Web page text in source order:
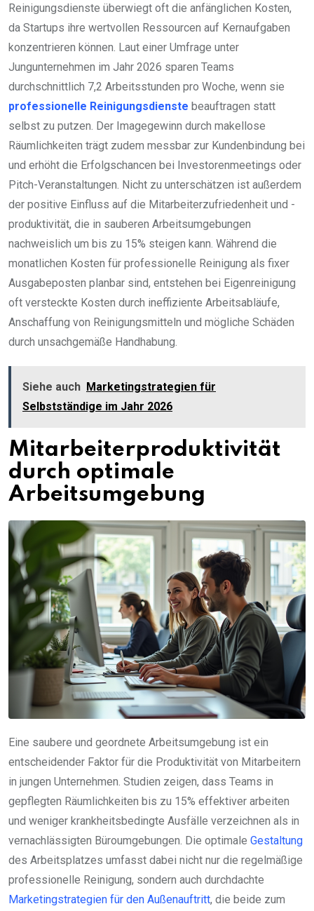
Reinigungsdienste überwiegt oft die anfänglichen Kosten,
da Startups ihre wertvollen Ressourcen auf Kernaufgaben
konzentrieren können. Laut einer Umfrage unter
Jungunternehmen im Jahr 2026 sparen Teams
durchschnittlich 7,2 Arbeitsstunden pro Woche, wenn sie
professionelle Reinigungsdienste beauftragen statt
selbst zu putzen. Der Imagegewinn durch makellose
Räumlichkeiten trägt zudem messbar zur Kundenbindung bei
und erhöht die Erfolgschancen bei Investorenmeetings oder
Pitch-Veranstaltungen. Nicht zu unterschätzen ist außerdem
der positive Einfluss auf die Mitarbeiterzufriedenheit und -
produktivität, die in sauberen Arbeitsumgebungen
nachweislich um bis zu 15% steigen kann. Während die
monatlichen Kosten für professionelle Reinigung als fixer
Ausgabeposten planbar sind, entstehen bei Eigenreinigung
oft versteckte Kosten durch ineffiziente Arbeitsabläufe,
Anschaffung von Reinigungsmitteln und mögliche Schäden
durch unsachgemäße Handhabung.
Siehe auch Marketingstrategien für
Selbstständige im Jahr 2026
Mitarbeiterproduktivität
durch optimale
Arbeitsumgebung
Eine saubere und geordnete Arbeitsumgebung ist ein
entscheidender Faktor für die Produktivität von Mitarbeitern
in jungen Unternehmen. Studien zeigen, dass Teams in
gepflegten Räumlichkeiten bis zu 15% effektiver arbeiten
und weniger krankheitsbedingte Ausfälle verzeichnen als in
vernachlässigten Büroumgebungen. Die optimale Gestaltung
des Arbeitsplatzes umfasst dabei nicht nur die regelmäßige
professionelle Reinigung, sondern auch durchdachte
Marketingstrategien für den Außenauftritt, die beide zum